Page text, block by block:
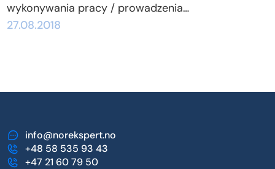
wykonywania pracy / prowadzenia…
27.08.2018
info@norekspert.no
+48 58 535 93 43
+47 21 60 79 50